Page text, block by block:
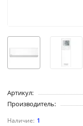
Артикул:
Производитель:
1